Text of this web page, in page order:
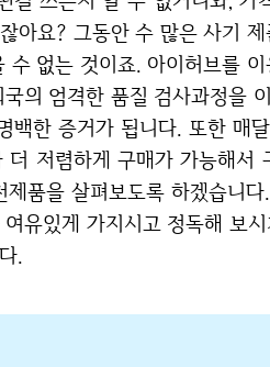
아요? 그동안 수 많은 사기
수 없는 것이죠. 아이허브를
의 엄격한 품질 검사과정을
백한 증거가 됩니다. 또한 매
저렴하게 구매가 가능해서
품을 살펴보도록 하겠습니
유있게 가지시고 정독해 보
.